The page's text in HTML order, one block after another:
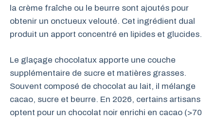
la crème fraîche ou le beurre sont ajoutés pour
obtenir un onctueux velouté. Cet ingrédient dual
produit un apport concentré en lipides et glucides.
Le glaçage chocolatux apporte une couche
supplémentaire de sucre et matières grasses.
Souvent composé de chocolat au lait, il mélange
cacao, sucre et beurre. En 2026, certains artisans
optent pour un chocolat noir enrichi en cacao (>70